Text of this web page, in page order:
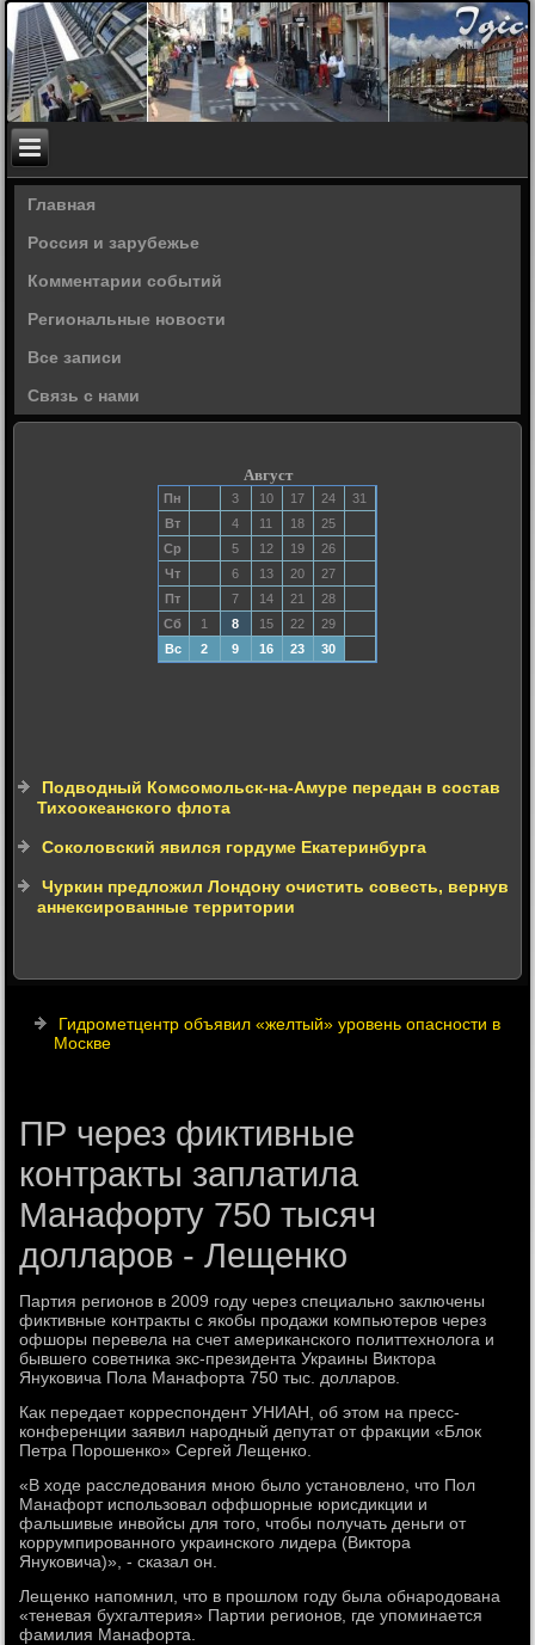
Главная
Россия и зарубежье
Комментарии событий
Региональные новости
Все записи
Связь с нами
Август
Пн 3 10 17 24
31
Вт
4 11 18
25
Ср
5 12 19
26
Чт
6 13 20
27
Пт
7 14 21
28
Сб
1 8 15 22
29
Вс
2 9 16 23 30
Подводный Комсомольск-на-Амуре передан в состав
Тихоокеанского флота
Соколовский явился гордуме Екатеринбурга
Чуркин предложил Лондону очистить совесть, вернув
аннексированные территории
Гидрометцентр объявил «желтый» уровень опасности в
Москве
ПР через фиктивные
контракты заплатила
Манафорту 750 тысяч
долларов - Лещенко
Партия регионов в 2009 году через специально заключены
фиктивные контракты с якобы продажи компьютеров через
офшоры перевела на счет американского политтехнолога и
бывшего советника экс-президента Украины Виктора
Януковича Пола Манафорта 750 тыс. долларов.
Как передает корреспондент УНИАН, об этом на пресс-
конференции заявил народный депутат от фракции «Блок
Петра Порошенко» Сергей Лещенко.
«В ходе расследования мною было установлено, что Пол
Манафорт использовал оффшорные юрисдикции и
фальшивые инвойсы для того, чтобы получать деньги от
коррумпированного украинского лидера (Виктора
Януковича)», - сказал он.
Лещенко напомнил, что в прошлом году была обнародована
«теневая бухгалтерия» Партии регионов, где упоминается
фамилия Манафорта.